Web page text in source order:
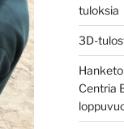
tuloksia
3D-
Centria